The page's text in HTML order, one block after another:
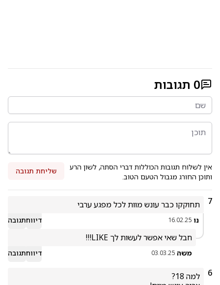
0 תגובות
אין לשלוח תגובות הכוללות דברי הסתה, לשון הרע
ותוכן החורג מגבול הטעם הטוב.
שליחת תגובה
7 תחוקקו כבר עונש מוות לכל מפגע ערבי
נו 16.02.25 דיווחתגובה
חבל שאי אפשר לעשות לך LIKE!!!
משה 03.03.25 דיווחתגובה
6